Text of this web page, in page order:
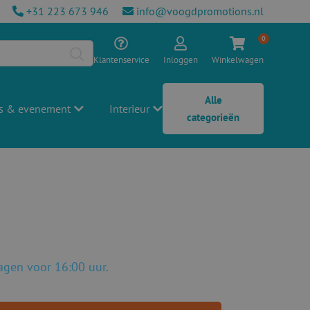
+31 223 673 946 info@voogdpromotions.nl
Klantenservice Inloggen Winkelwagen
0
& evenement Interieur
Alle
categorieën
voor 16:00 uur.